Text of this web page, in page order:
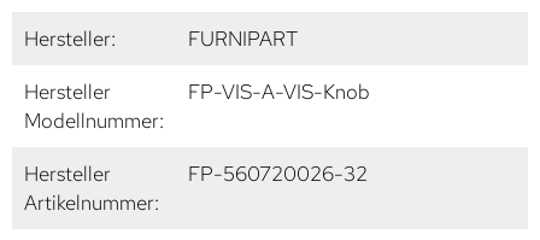
Hersteller:
FURNIPART
Hersteller
Modellnummer:
FP-VIS-A-VIS-Knob
Hersteller
Artikelnummer:
FP-560720026-32